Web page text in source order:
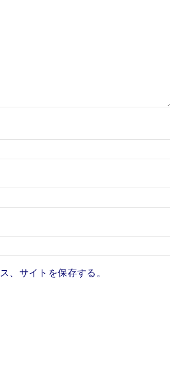
、サイトを保存する。